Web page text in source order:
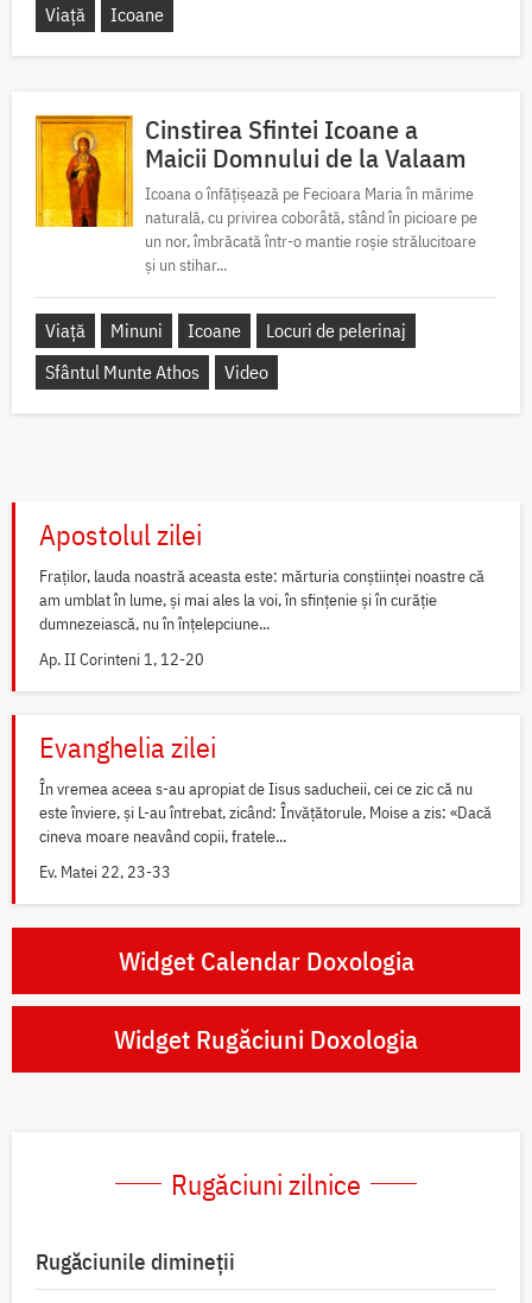
Viață Icoane
Cinstirea Sfintei Icoane a
Maicii Domnului de la Valaam
Icoana o înfățișează pe Fecioara Maria în mărime
naturală, cu privirea coborâtă, stând în picioare pe
un nor, îmbrăcată într-o mantie roșie strălucitoare
și un stihar...
Viață Minuni Icoane
Locuri de pelerinaj
Sfântul Munte Athos
Video
Apostolul zilei
Fraților, lauda noastră aceasta este: mărturia conștiinței noastre că
am umblat în lume, și mai ales la voi, în sfințenie și în curăție
dumnezeiască, nu în înțelepciune...
Ap. II Corinteni 1, 12-20
Evanghelia zilei
În vremea aceea s-au apropiat de Iisus saducheii, cei ce zic că nu
este înviere, și L-au întrebat, zicând: Învățătorule, Moise a zis: «Dacă
cineva moare neavând copii, fratele...
Ev. Matei 22, 23-33
Widget Calendar Doxologia
Widget Rugăciuni Doxologia
Rugăciuni zilnice
Rugăciunile dimineții